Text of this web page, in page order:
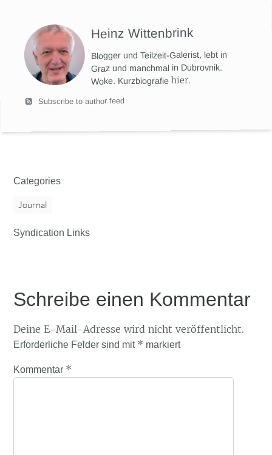
Heinz Wittenbrink
Blogger und Teilzeit-Galerist, lebt in
Graz und manchmal in Dubrovnik.
Woke. Kurzbiografiehier.
Subscribe to author feed
Categories
Journal
Syndication Links
Schreibe einen Kommentar
Deine E-Mail-Adresse wird nicht veröffentlicht.
Erforderliche Felder sind mit * markiert
Kommentar *